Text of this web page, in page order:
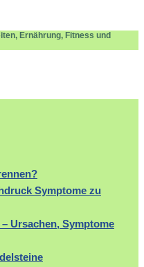
Ernährung, Fitness und
Symptome zu
Ursachen, Symptome